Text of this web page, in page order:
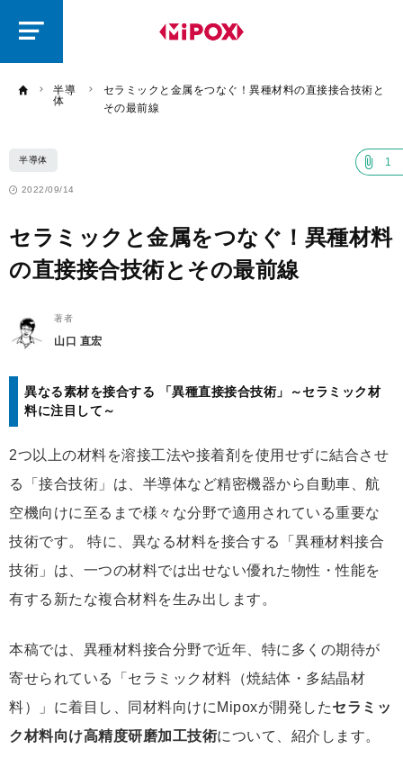
半導
体
セラミックと金属をつなぐ！異種材料の直接接合技術と
その最前線
半導体 1
2022/09/14
セラミックと金属をつなぐ！異種材料
の直接接合技術とその最前線
著者
山口 直宏
異なる素材を接合する 「異種直接接合技術」～セラミック材
料に注目して～
2つ以上の材料を溶接工法や接着剤を使用せずに結合させ
る「接合技術」は、半導体など精密機器から自動車、航
空機向けに至るまで様々な分野で適用されている重要な
技術です。 特に、異なる材料を接合する「異種材料接合
技術」は、一つの材料では出せない優れた物性・性能を
有する新たな複合材料を生み出します。
本稿では、異種材料接合分野で近年、特に多くの期待が
寄せられている「セラミック材料（焼結体・多結晶材
料）」に着目し、同材料向けにMipoxが開発したセラミッ
ク材料向け高精度研磨加工技術について、紹介します。